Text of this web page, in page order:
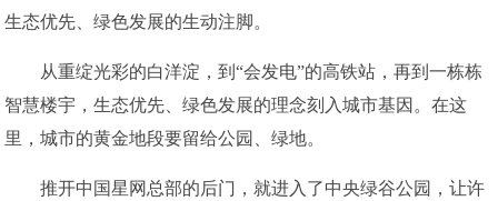
生态优先、绿色发展的生动注脚。
从重绽光彩的白洋淀，到“会发电”的高铁站，再到一栋栋
智慧楼宇，生态优先、绿色发展的理念刻入城市基因。在这
里，城市的黄金地段要留给公园、绿地。
推开中国星网总部的后门，就进入了中央绿谷公园，让许